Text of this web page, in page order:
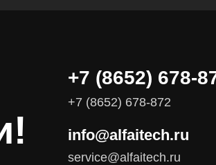
для резервного копирования данных
+7 (8652) 678-
+7 (8652) 678-872
info@alfaitech.ru
service@alfaitech.ru